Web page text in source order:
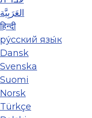
العَرَبِيَّة
हिन्दी
ру́сский язы́к
Dansk
Svenska
Suomi
Norsk
Türkçe